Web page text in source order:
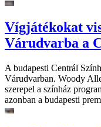
Vígjátékokat
Várudvarba a
A budapesti Centrál
Várudvarban. Woody
szerepel a színház
azonban a budapesti